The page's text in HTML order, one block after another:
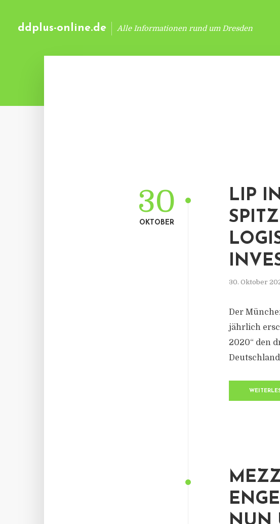
ddplus-online.de Alle Informationen rund um Dresden
LIP
30. Oktober
30
OKTOBER
Der
jährlich
2020“ den